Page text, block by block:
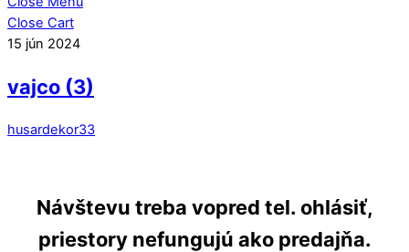
Close Cart
15 jún 2024
vajco (3)
husardekor33
Návštevu treba vopred tel. ohlásiť,
priestory nefungujú ako predajňa.